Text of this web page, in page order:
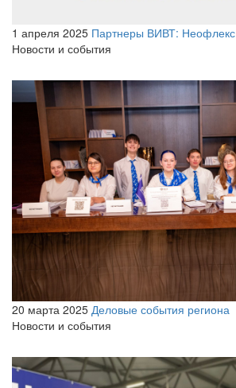
1 апреля 2025 Партнеры ВИВТ: Неофлекс
Новости и события
20 марта 2025 Деловые события региона
Новости и события